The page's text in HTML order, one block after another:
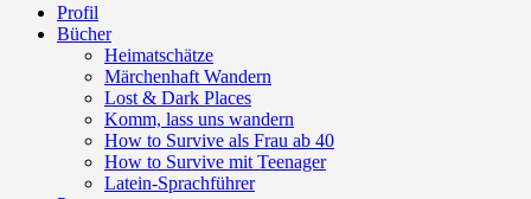
Profil
Bücher
Heimatschätze
Märchenhaft Wandern
Lost & Dark Places
Komm, lass uns wandern
How to Survive als Frau ab 40
How to Survive mit Teenager
Latein-Sprachführer